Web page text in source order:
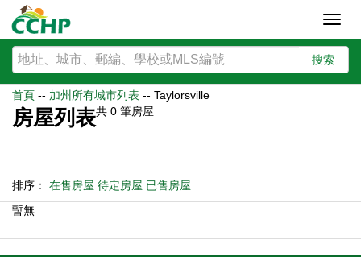
搜索
首頁 -- 加州所有城市列表 -- Taylorsville
房屋列表共 0 筆房屋
排序： 在售房屋 待定房屋 已售房屋
暫無